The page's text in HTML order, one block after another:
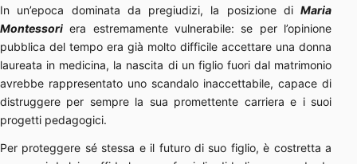
In un’epoca dominata da pregiudizi, la posizione di Maria
Montessori era estremamente vulnerabile: se per l’opinione
pubblica del tempo era già molto difficile accettare una donna
laureata in medicina, la nascita di un figlio fuori dal matrimonio
avrebbe rappresentato uno scandalo inaccettabile, capace di
distruggere per sempre la sua promettente carriera e i suoi
progetti pedagogici.
Per proteggere sé stessa e il futuro di suo figlio, è costretta a